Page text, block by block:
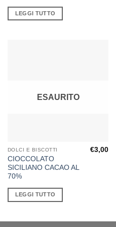
LEGGI TUTTO
prezzo
attuale
ESAURITO
DOLCI E BISCOTTI
CIOCCOLATO
SICILIANO CACAO AL
70%
€3,00
LEGGI TUTTO